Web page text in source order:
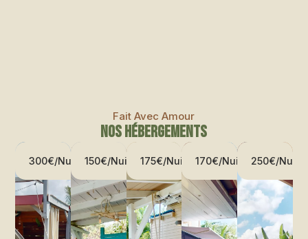
Fait Avec Amour
Nos Hébergements
300€/nuit 150€/nuit 175€/nuit 170€/nuit 250€/nuit